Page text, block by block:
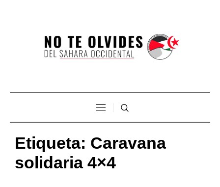
Etiqueta: Caravana
solidaria 4×4